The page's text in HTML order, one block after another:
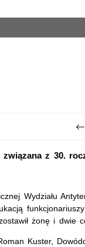
z 30.
Wydziału
żonę i dwie
Kuster,